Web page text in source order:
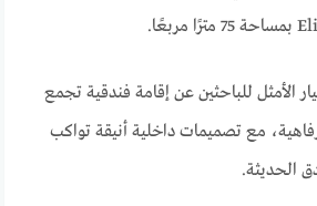
الأمثل للباحثين عن إقامة فندقية تجمع
مع تصميمات داخلية أنيقة تواكب
الحديثة.